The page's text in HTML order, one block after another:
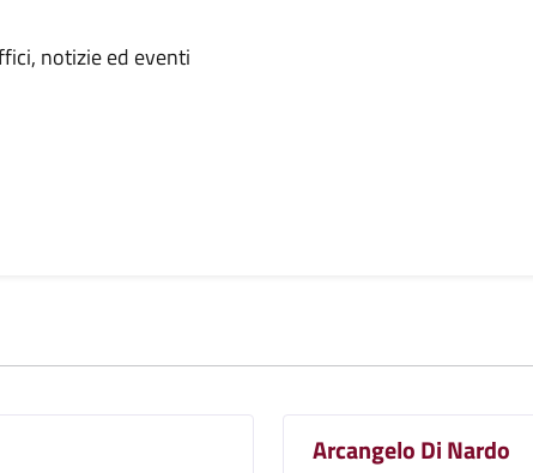
notizie ed eventi
Arcangelo Di Nardo